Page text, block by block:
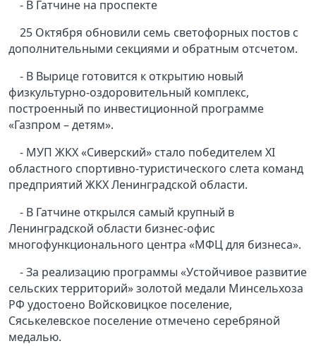
- В Гатчине на проспекте
25 Октября обновили семь светофорных постов с
дополнительными секциями и обратным отсчетом.
- В Вырице готовится к открытию новый
физкультурно-оздоровительный комплекс,
построенный по инвестиционной программе
«Газпром – детям».
- МУП ЖКХ «Сиверский» стало победителем XI
областного спортивно-туристического слета команд
предприятий ЖКХ Ленинградской области.
- В Гатчине открылся самый крупный в
Ленинградской области бизнес-офис
многофункционального центра «МФЦ для бизнеса».
- За реализацию программы «Устойчивое развитие
сельских территорий» золотой медали Минсельхоза
РФ удостоено Войсковицкое поселение,
Сяськелевское поселение отмечено серебряной
медалью.